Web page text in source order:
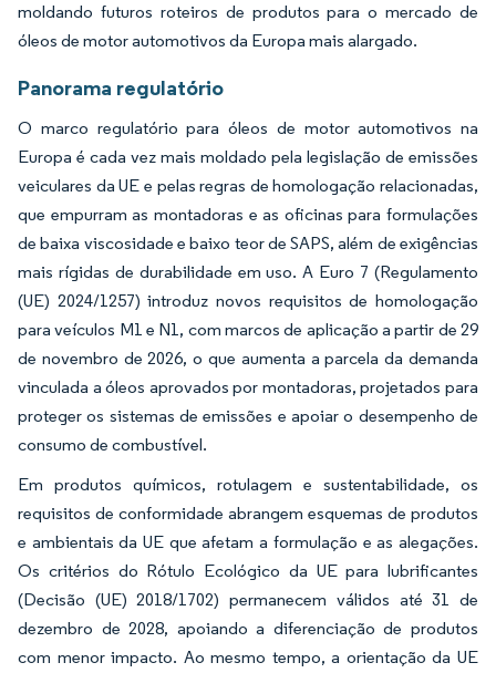
moldando futuros roteiros de produtos para o mercado de
óleos de motor automotivos da Europa mais alargado.
Panorama regulatório
O marco regulatório para óleos de motor automotivos na
Europa é cada vez mais moldado pela legislação de emissões
veiculares da UE e pelas regras de homologação relacionadas,
que empurram as montadoras e as oficinas para formulações
de baixa viscosidade e baixo teor de SAPS, além de exigências
mais rígidas de durabilidade em uso. A Euro 7 (Regulamento
(UE) 2024/1257) introduz novos requisitos de homologação
para veículos M1 e N1, com marcos de aplicação a partir de 29
de novembro de 2026, o que aumenta a parcela da demanda
vinculada a óleos aprovados por montadoras, projetados para
proteger os sistemas de emissões e apoiar o desempenho de
consumo de combustível.
Em produtos químicos, rotulagem e sustentabilidade, os
requisitos de conformidade abrangem esquemas de produtos
e ambientais da UE que afetam a formulação e as alegações.
Os critérios do Rótulo Ecológico da UE para lubrificantes
(Decisão (UE) 2018/1702) permanecem válidos até 31 de
dezembro de 2028, apoiando a diferenciação de produtos
com menor impacto. Ao mesmo tempo, a orientação da UE